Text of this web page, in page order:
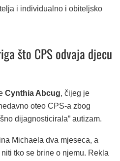
i individualno i obiteljsko
što CPS odvaja djecu
Cynthia Abcug, čijeg je
oteo CPS-a zbog
dijagnosticirala” autizam.
Michaela dva mjeseca, a
tko se brine o njemu. Rekla